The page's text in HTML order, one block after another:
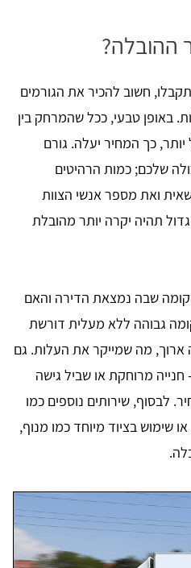
ההובלה?
חשוב להכיר את הגורמים
באופן טבעי, ככל שהמרחק בין
כך המחיר יעלה. גורם
שלכם; כמות הרהיטים
ואת מספר אנשי הצוות
תהיה יקרה יותר מהובלת
שבה נמצאת הדירה והאם
גבוהה ללא מעלית דורשת
ארוך, מה שמייקר את העלות. גם
מרוחקת או שביל גישה
לבסוף, שירותים נוספים כמו
שימוש בציוד מיוחד כמו מנוף,